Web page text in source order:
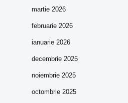
martie 2026
februarie 2026
ianuarie 2026
decembrie 2025
noiembrie 2025
octombrie 2025